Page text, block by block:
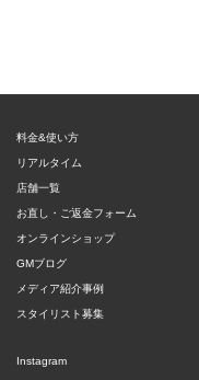
料金&使い方
リアルタイム
店舗一覧
お直し・ご返金フォーム
オンラインショップ
GMブログ
メディア紹介事例
スタイリスト募集
Instagram